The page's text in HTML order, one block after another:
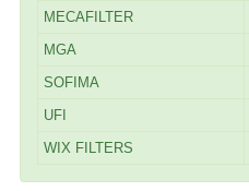
MECAFILTER
MGA
SOFIMA
UFI
WIX FILTERS